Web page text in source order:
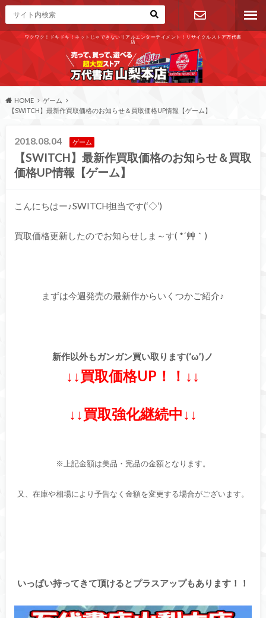
ワクワク！ドキドキ！ネットじゃできないリアルエンターテイメント！リサイクルストア万代書
店
お問い合わ
せ
HOME
ゲーム
【SWITCH】最新作買取価格のお知らせ＆買取価格UP情報【ゲーム】
2018.08.04 ゲーム
【SWITCH】最新作買取価格のお知らせ＆買取
価格UP情報【ゲーム】
こんにちはー♪SWITCH担当です(‘◇’)ゞ
買取価格更新したのでお知らせしま～す( *´艸｀)
まずは今週発売の最新作からいくつかご紹介♪
新作以外もガンガン買い取ります(‘ω’)ノ
↓↓買取価格UP！！↓↓
↓↓買取強化継続中↓↓
※上記金額は美品・完品の金額となります。
又、 在庫や相場により予告なく金額を変更する場合がございます。
いっぱい持ってきて頂けるとプラスアップもあります！！